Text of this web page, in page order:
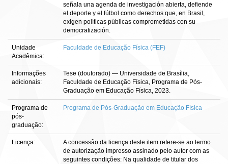
señala una agenda de investigación abierta, defiende
el deporte y el fútbol como derechos que, en Brasil,
exigen políticas públicas comprometidas con su
democratización.
Unidade
Acadêmica:
Faculdade de Educação Física (FEF)
Informações
adicionais:
Tese (doutorado) — Universidade de Brasília,
Faculdade de Educação Física, Programa de Pós-
Graduação em Educação Física, 2023.
Programa de
pós-
graduação:
Programa de Pós-Graduação em Educação Física
Licença:
A concessão da licença deste item refere-se ao termo
de autorização impresso assinado pelo autor com as
seguintes condições: Na qualidade de titular dos